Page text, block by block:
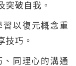
突破自我。
以復元概念重
技巧。
同理心的溝通